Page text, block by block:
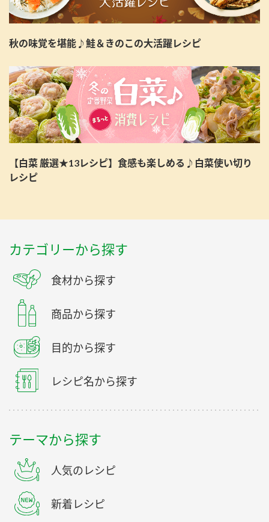
秋の味覚を堪能♪鮭＆きのこの大活躍レシピ
【白菜 厳選★13レシピ】食感も楽しめる♪白菜使い切り
レシピ
カテゴリーから探す
食材から探す
商品から探す
目的から探す
レシピ名から探す
テーマから探す
人気のレシピ
新着レシピ